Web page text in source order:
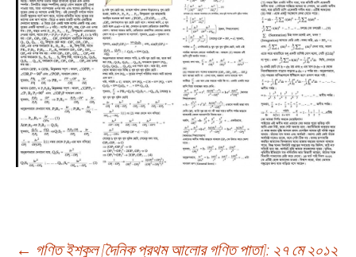
← গণিত ইশকুল [দৈনিক প্রথম আলোর গণিত পাতা]: ২৭ মে ২০১২